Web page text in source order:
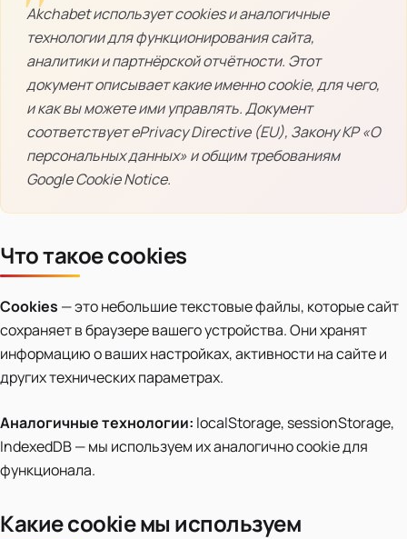
Akchabet использует cookies и аналогичные
технологии для функционирования сайта,
аналитики и партнёрской отчётности. Этот
документ описывает какие именно cookie, для чего,
и как вы можете ими управлять. Документ
соответствует ePrivacy Directive (EU), Закону КР «О
персональных данных» и общим требованиям
Google Cookie Notice.
Что такое cookies
Cookies — это небольшие текстовые файлы, которые сайт
сохраняет в браузере вашего устройства. Они хранят
информацию о ваших настройках, активности на сайте и
других технических параметрах.
Аналогичные технологии: localStorage, sessionStorage,
IndexedDB — мы используем их аналогично cookie для
функционала.
Какие cookie мы используем